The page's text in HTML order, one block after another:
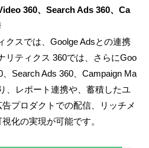
360、Search Ads 360、Ca
クスでは、Goolge Adsとの連携
リティクス 360では、さらにGoo
Search Ads 360、Campaign Ma
、レポート連携や、蓄積したユ
プロダクトでの配信、リッチメ
化の実現が可能です。